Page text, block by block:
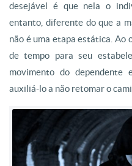
desejável é que nela o
entanto, diferente do que a
não é uma etapa estática. Ao
de tempo para seu
movimento do dependente
auxiliá-lo a não retomar o